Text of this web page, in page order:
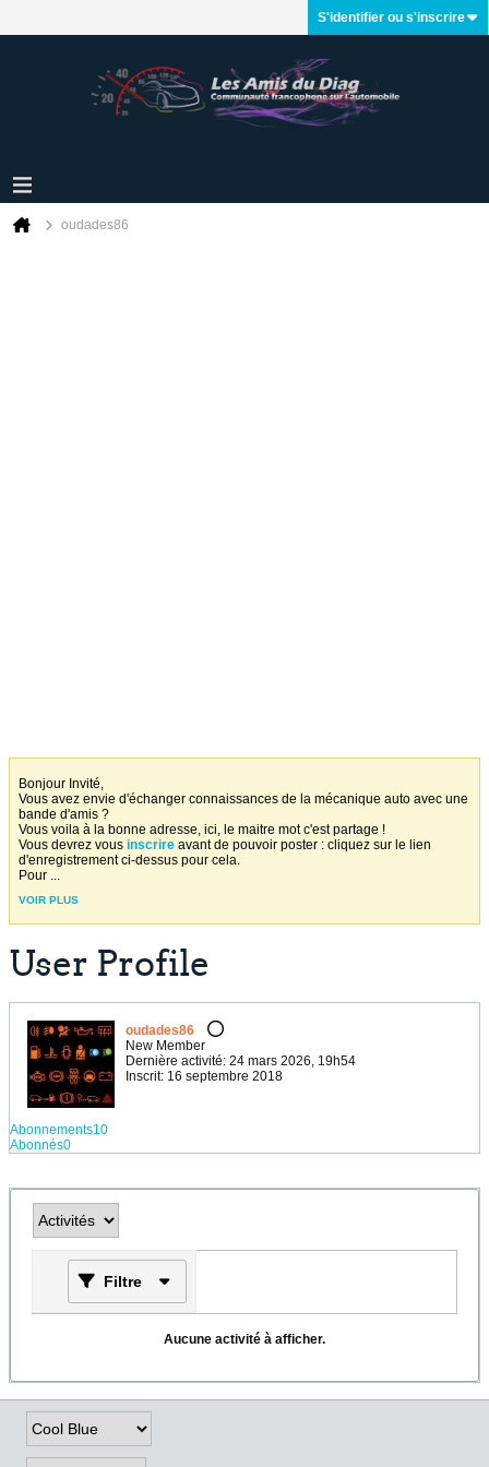
S'identifier ou s'inscrire
oudades86
Bonjour Invité,
Vous avez envie d'échanger connaissances de la mécanique auto avec une
bande d'amis ?
Vous voila à la bonne adresse, ici, le maitre mot c'est partage !
Vous devrez vous inscrire avant de pouvoir poster : cliquez sur le lien
d'enregistrement ci-dessus pour cela.
Pour ...
VOIR PLUS
User Profile
oudades86
New Member
Dernière activité: 24 mars 2026, 19h54
Inscrit: 16 septembre 2018
Abonnements10
Abonnés0
Filtre
Aucune activité à afficher.